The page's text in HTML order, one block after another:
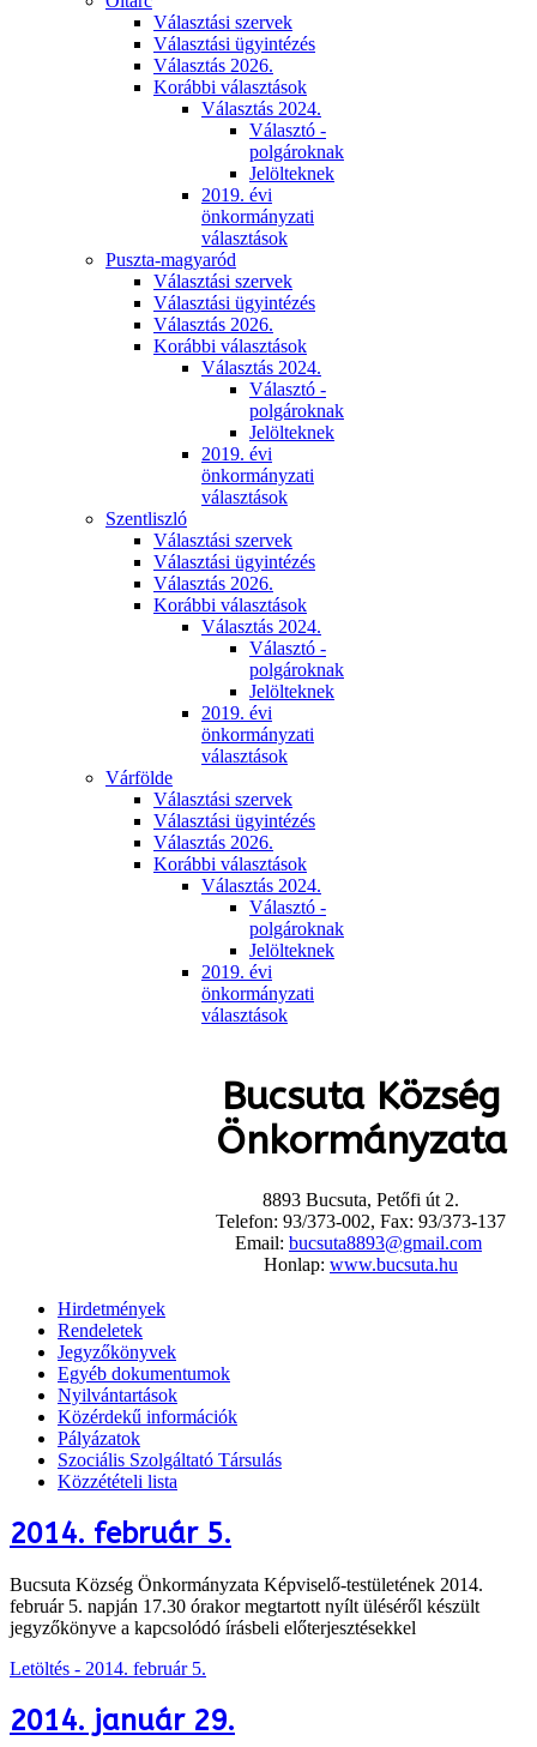
Választási szervek
Választási ügyintézés
Választás 2026.
Korábbi választások
Választás 2024.
Választó -
polgároknak
Jelölteknek
2019. évi
önkormányzati
választások
Puszta-magyaród
Választási szervek
Választási ügyintézés
Választás 2026.
Korábbi választások
Választás 2024.
Választó -
polgároknak
Jelölteknek
2019. évi
önkormányzati
választások
Szentliszló
Választási szervek
Választási ügyintézés
Választás 2026.
Korábbi választások
Választás 2024.
Választó -
polgároknak
Jelölteknek
2019. évi
önkormányzati
választások
Várfölde
Választási szervek
Választási ügyintézés
Választás 2026.
Korábbi választások
Választás 2024.
Választó -
polgároknak
Jelölteknek
2019. évi
önkormányzati
választások
Bucsuta Község
Önkormányzata
8893 Bucsuta, Petőfi út 2.
Telefon: 93/373-002, Fax: 93/373-137
Email: bucsuta8893@gmail.com
Honlap: www.bucsuta.hu
Hirdetmények
Rendeletek
Jegyzőkönyvek
Egyéb dokumentumok
Nyilvántartások
Közérdekű információk
Pályázatok
Szociális Szolgáltató Társulás
Közzétételi lista
2014. február 5.
Bucsuta Község Önkormányzata Képviselő-testületének 2014.
február 5. napján 17.30 órakor megtartott nyílt üléséről készült
jegyzőkönyve a kapcsolódó írásbeli előterjesztésekkel
Letöltés - 2014. február 5.
2014. január 29.